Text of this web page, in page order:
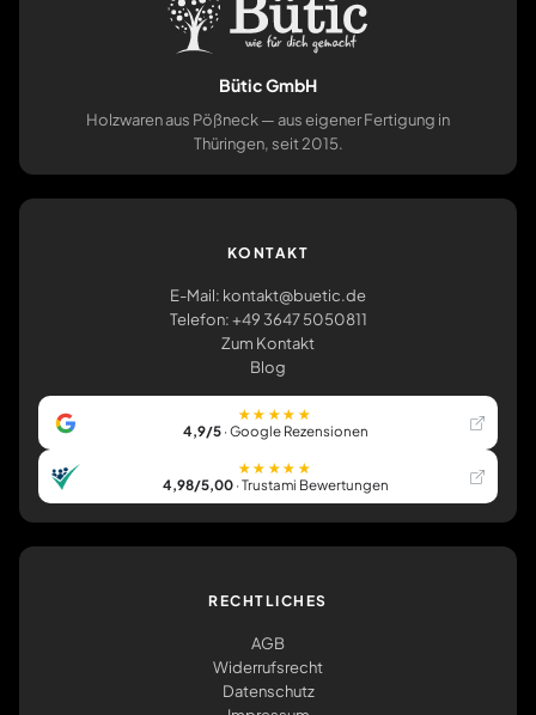
Bütic GmbH
Holzwaren aus Pößneck — aus eigener Fertigung in
Thüringen, seit 2015.
KONTAKT
E-Mail: kontakt@buetic.de
Telefon: +49 3647 5050811
Zum Kontakt
Blog
★★★★★
4,9/5· Google Rezensionen
★★★★★
4,98/5,00· Trustami Bewertungen
RECHTLICHES
AGB
Widerrufsrecht
Datenschutz